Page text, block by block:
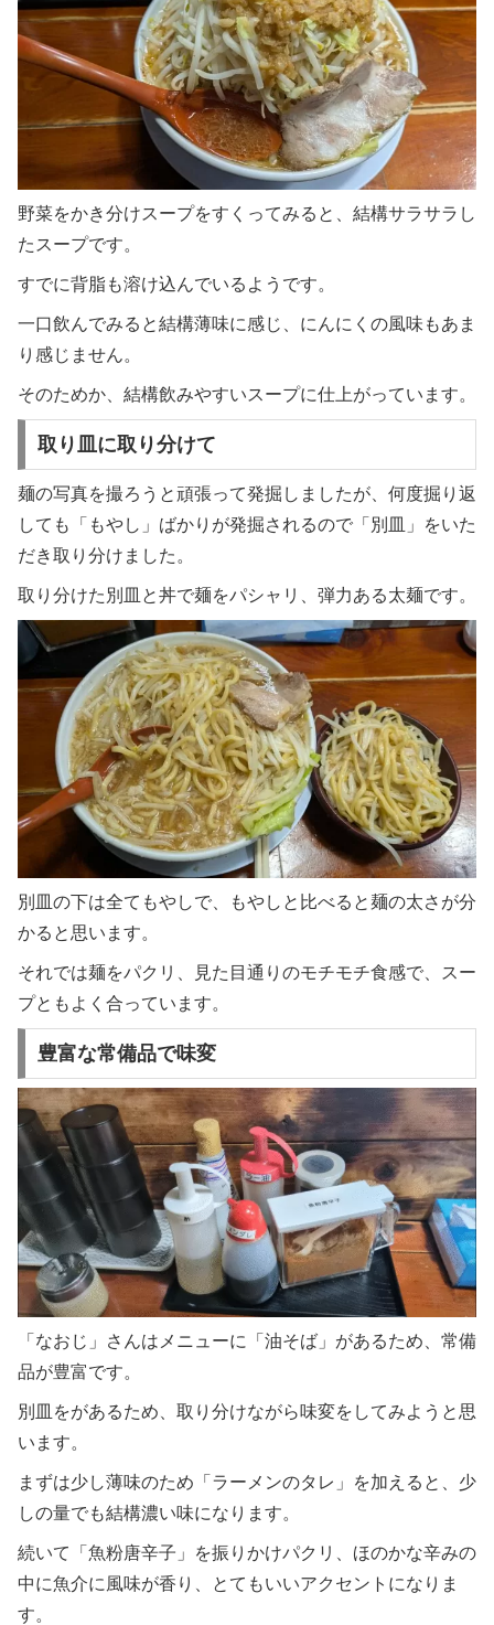
野菜をかき分けスープをすくってみると、結構サラサラし
たスープです。
すでに背脂も溶け込んでいるようです。
一口飲んでみると結構薄味に感じ、にんにくの風味もあま
り感じません。
そのためか、結構飲みやすいスープに仕上がっています。
取り皿に取り分けて
麺の写真を撮ろうと頑張って発掘しましたが、何度掘り返
しても「もやし」ばかりが発掘されるので「別皿」をいた
だき取り分けました。
取り分けた別皿と丼で麺をパシャリ、弾力ある太麺です。
別皿の下は全てもやしで、もやしと比べると麺の太さが分
かると思います。
それでは麺をパクリ、見た目通りのモチモチ食感で、スー
プともよく合っています。
豊富な常備品で味変
「なおじ」さんはメニューに「油そば」があるため、常備
品が豊富です。
別皿をがあるため、取り分けながら味変をしてみようと思
います。
まずは少し薄味のため「ラーメンのタレ」を加えると、少
しの量でも結構濃い味になります。
続いて「魚粉唐辛子」を振りかけパクリ、ほのかな辛みの
中に魚介に風味が香り、とてもいいアクセントになりま
す。